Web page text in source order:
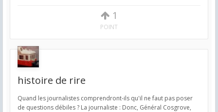
1
POINT
histoire de rire
Quand les journalistes comprendront-ils qu'il ne faut pas poser
de questions débiles ? La journaliste : Donc, Général Cosgrove,